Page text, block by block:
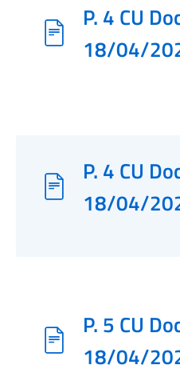
P. 4 CU
18/04/
P. 4 CU
18/04/
P. 5 CU
18/04/